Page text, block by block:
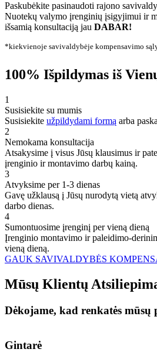
Paskubėkite pasinaudoti rajono
Nuotekų valymo įrenginių įsigyjimui ir
išsamią konsultaciją jau DABAR!
*kiekvienoje savivaldybėje kompensavimo
100% Išpildymas iš
1
Susisiekite su mumis
Susisiekite užpildydami formą arba
2
Nemokama konsultacija
Atsakysime į visus Jūsų klausimus ir
įrenginio ir montavimo darbų kainą.
3
Atvyksime per 1-3 dienas
Gavę užklausą į Jūsų nurodytą vietą
darbo dienas.
4
Sumontuosime įrenginį per vieną dieną
Įrenginio montavimo ir paleidimo-
vieną dieną.
GAUK SAVIVALDYBĖS
Mūsų Klientų
Dėkojame, kad renkatės mūsų
Gintarė